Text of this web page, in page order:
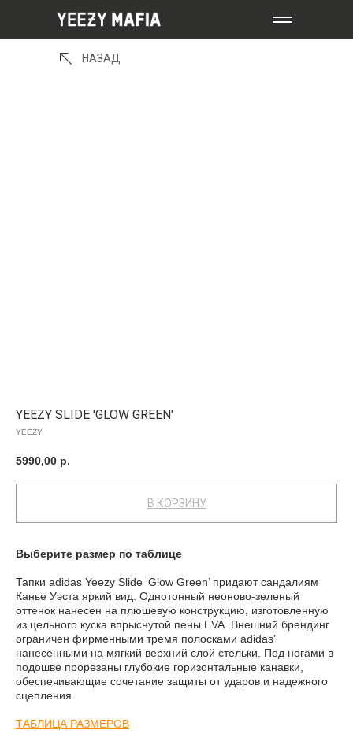
НАЗАД
YEEZY SLIDE 'GLOW GREEN'
YEEZY
5990,00 р.
В КОРЗИНУ
Выберите размер по таблице
Тапки adidas Yeezy Slide ‘Glow Green’ придают сандалиям
Канье Уэста яркий вид. Однотонный неоново-зеленый
оттенок нанесен на плюшевую конструкцию, изготовленную
из цельного куска впрыснутой пены EVA. Внешний брендинг
ограничен фирменными тремя полосками adidas’
нанесенными на мягкий верхний слой стельки. Под ногами в
подошве прорезаны глубокие горизонтальные канавки,
обеспечивающие сочетание защиты от ударов и надежного
сцепления.
ТАБЛИЦА РАЗМЕРОВ